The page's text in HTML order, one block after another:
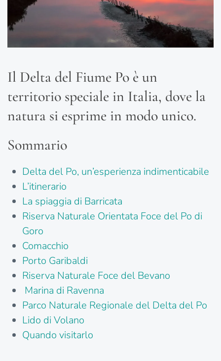
Il Delta del Fiume Po è un
territorio speciale in Italia, dove la
natura si esprime in modo unico.
Sommario
Delta del Po, un’esperienza indimenticabile
L’itinerario
La spiaggia di Barricata
Riserva Naturale Orientata Foce del Po di
Goro
Comacchio
Porto Garibaldi
Riserva Naturale Foce del Bevano
Marina di Ravenna
Parco Naturale Regionale del Delta del Po
Lido di Volano
Quando visitarlo